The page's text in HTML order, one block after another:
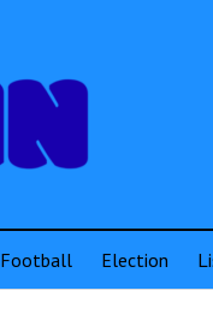
Football Election